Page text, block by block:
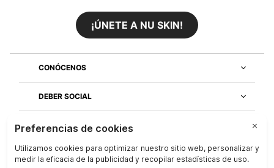
¡ÚNETE A NU SKIN!
CONÓCENOS
DEBER SOCIAL
ÚNETE AL EQUIPO
DESCUBRE NUESTRAS APLICACIONES